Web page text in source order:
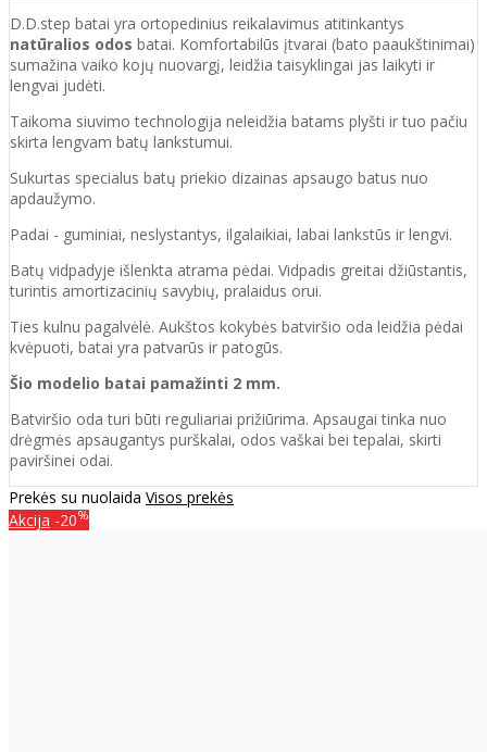
D.D.step batai yra ortopedinius reikalavimus atitinkantys
natūralios odos batai. Komfortabilūs įtvarai (bato paaukštinimai)
sumažina vaiko kojų nuovargį, leidžia taisyklingai jas laikyti ir
lengvai judėti.
Taikoma siuvimo technologija neleidžia batams plyšti ir tuo pačiu
skirta lengvam batų lankstumui.
Sukurtas specialus batų priekio dizainas apsaugo batus nuo
apdaužymo.
Padai - guminiai, neslystantys, ilgalaikiai, labai lankstūs ir lengvi.
Batų vidpadyje išlenkta atrama pėdai. Vidpadis greitai džiūstantis,
turintis amortizacinių savybių, pralaidus orui.
Ties kulnu pagalvėlė. Aukštos kokybės batviršio oda leidžia pėdai
kvėpuoti, batai yra patvarūs ir patogūs.
Šio modelio batai pamažinti 2 mm.
Batviršio oda turi būti reguliariai prižiūrima. Apsaugai tinka nuo
drėgmės apsaugantys purškalai, odos vaškai bei tepalai, skirti
paviršinei odai.
Prekės su nuolaida Visos prekės
Akcija -20%